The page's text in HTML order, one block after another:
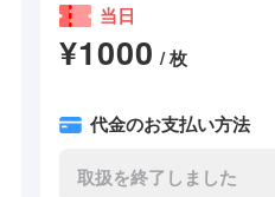
当日
¥1000 / 枚
代金のお支払い方法
取扱を終了しました